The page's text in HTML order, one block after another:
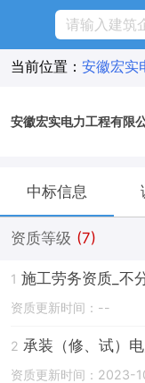
当前位置： 安徽宏实
安徽宏实电力工程有限
中标信息
资质等级 (7)
1 施工劳务资质_不
资质更新时间：--
2 承装（修、试）
资质更新时间：2023-